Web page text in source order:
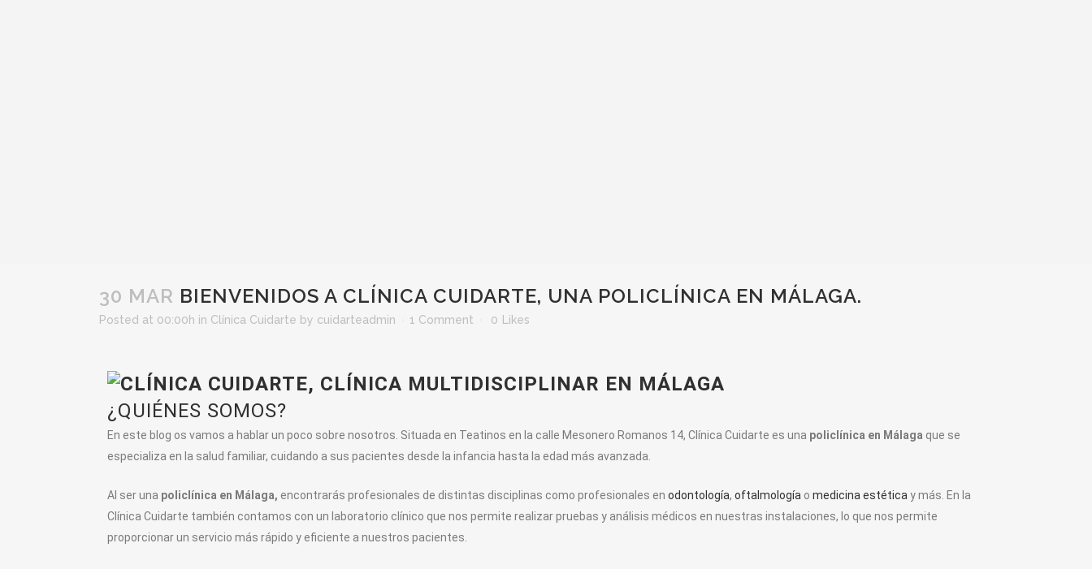
30 MAR BIENVENIDOS A CLÍNICA CUIDARTE, UNA POLICLÍNICA EN MÁLAGA.
Posted at 00:00h in Clínica Cuidarte by cuidarteadmin 1 Comment 0 Likes
¿QUIÉNES SOMOS?
En este blog os vamos a hablar un poco sobre nosotros. Situada en Teatinos en la calle Mesonero Romanos 14, Clínica Cuidarte es una policlínica en Málaga que se
especializa en la salud familiar, cuidando a sus pacientes desde la infancia hasta la edad más avanzada.
Al ser una policlínica en Málaga, encontrarás profesionales de distintas disciplinas como profesionales en odontología, oftalmología o medicina estética y más. En la
Clínica Cuidarte también contamos con un laboratorio clínico que nos permite realizar pruebas y análisis médicos en nuestras instalaciones, lo que nos permite
proporcionar un servicio más rápido y eficiente a nuestros pacientes.